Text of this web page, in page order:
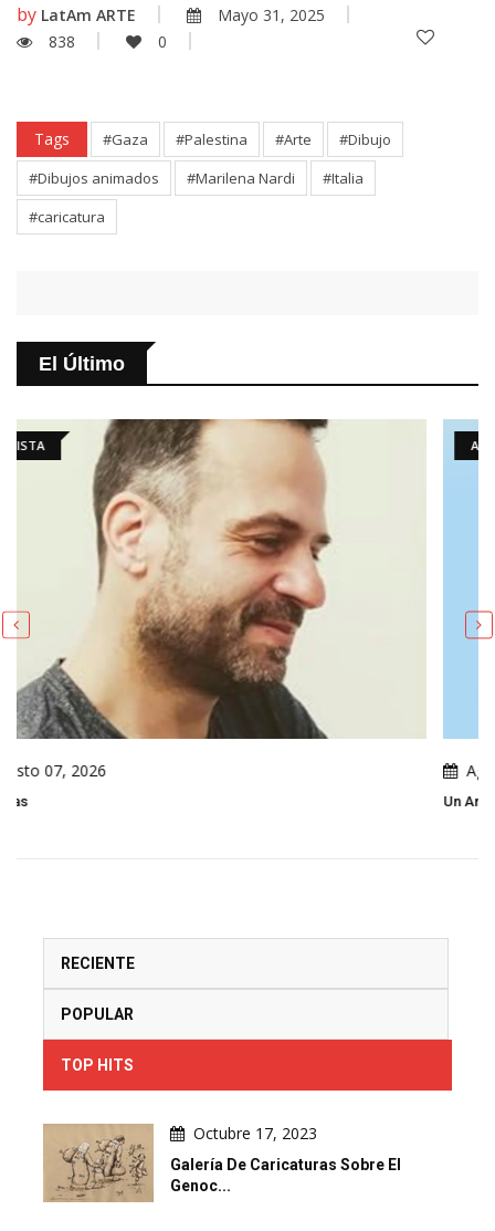
by LatAm ARTE
Mayo 31, 2025
838
0
Tags #Gaza #Palestina #Arte
#Dibujo
#Dibujos animados
#Marilena Nardi
#Italia
#caricatura
El Último
ARTÍCULO
Un Análisis De La Caricatura Política De Leo Arias
RECIENTE
POPULAR
TOP HITS
Octubre 17, 2023
Galería De Caricaturas Sobre El
Genoc...